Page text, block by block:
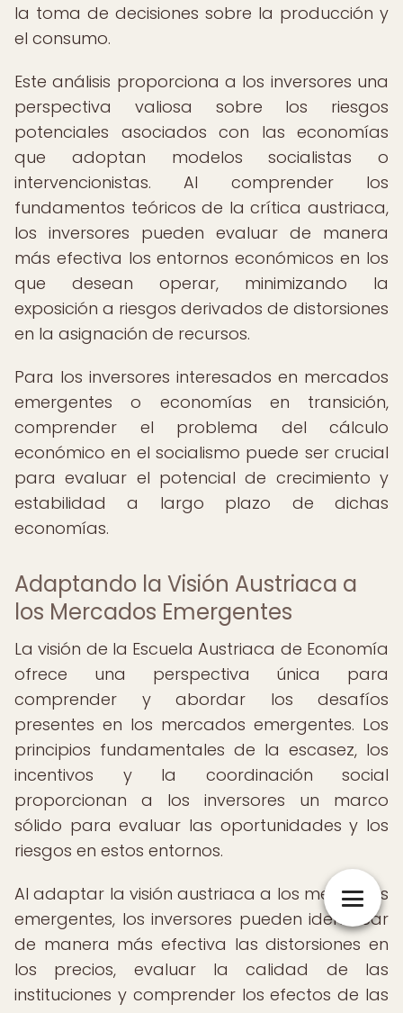
la toma de decisiones sobre la producción y
el consumo.
Este análisis proporciona a los inversores una
perspectiva valiosa sobre los riesgos
potenciales asociados con las economías
que adoptan modelos socialistas o
intervencionistas. Al comprender los
fundamentos teóricos de la crítica austriaca,
los inversores pueden evaluar de manera
más efectiva los entornos económicos en los
que desean operar, minimizando la
exposición a riesgos derivados de distorsiones
en la asignación de recursos.
Para los inversores interesados en mercados
emergentes o economías en transición,
comprender el problema del cálculo
económico en el socialismo puede ser crucial
para evaluar el potencial de crecimiento y
estabilidad a largo plazo de dichas
economías.
Adaptando la Visión Austriaca a
los Mercados Emergentes
La visión de la Escuela Austriaca de Economía
ofrece una perspectiva única para
comprender y abordar los desafíos
presentes en los mercados emergentes. Los
principios fundamentales de la escasez, los
incentivos y la coordinación social
proporcionan a los inversores un marco
sólido para evaluar las oportunidades y los
riesgos en estos entornos.
Al adaptar la visión austriaca a los mercados
emergentes, los inversores pueden identificar
de manera más efectiva las distorsiones en
los precios, evaluar la calidad de las
instituciones y comprender los efectos de las